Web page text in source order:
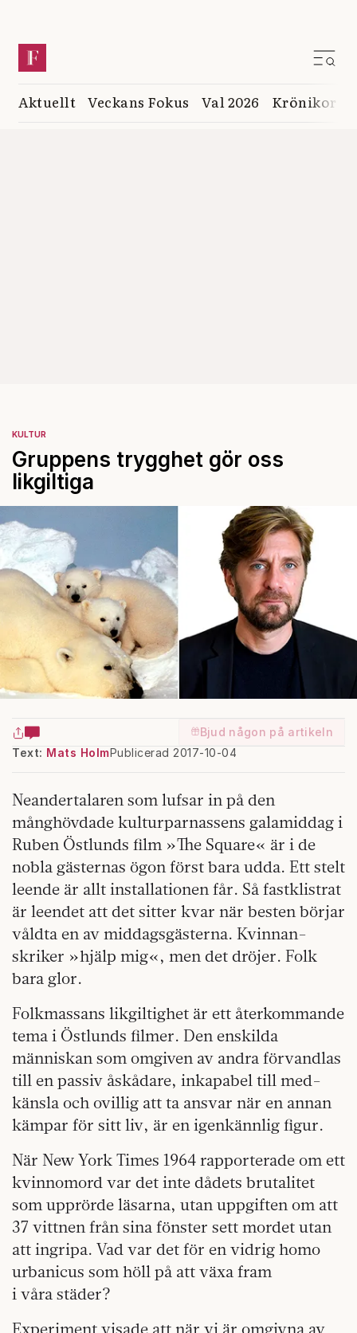
Aktuellt Veckans Fokus Val 2026 Krönikor
KULTUR
Gruppens trygghet gör oss
likgiltiga
Bjud någon på artikeln
Text: Mats HolmPublicerad 2017-10-04
Neandertalaren som lufsar in på den
månghövdade kulturparnassens galamiddag i
Ruben Östlunds film »The Square« är i de
nobla gästernas ögon först bara udda. Ett stelt
leende är allt installationen får. Så fast­klistrat
är leendet att det sitter kvar när besten börjar
våldta en av middagsgästerna. Kvinnan­
skriker »hjälp mig«, men det dröjer. Folk
bara glor.
Folkmassans likgiltighet är ett återkommande
tema i Östlunds filmer. Den enskilda
människan som omgiven av andra förvandlas
till en passiv åskådare, inkapabel till med­
känsla och ovillig att ta ansvar när en annan
kämpar för sitt liv, är en igenkännlig figur.
När New York Times 1964 rapporterade om ett
kvinno­mord var det inte dådets brutalitet
som upprörde läsarna, utan uppgiften om att
37 vittnen från sina fönster sett mordet utan
att ingripa. Vad var det för en vidrig homo
urbanicus som höll på att växa fram
i våra städer?
Experiment visade att när vi är omgivna av